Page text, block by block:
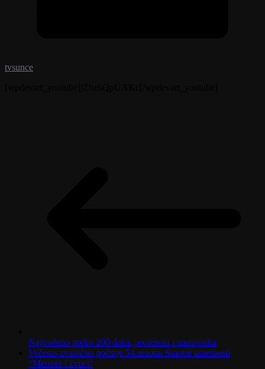
tvsunce
Nagrađeno preko 200 đaka, profesora i nastavnika
Večeras zvanično počinje 54.sezona Smotre umetnosti
“Mermer i zvuci“